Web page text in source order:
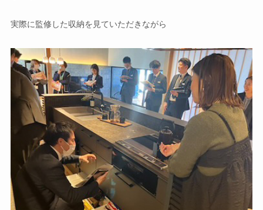
実際に監修した収納を見ていただきながら